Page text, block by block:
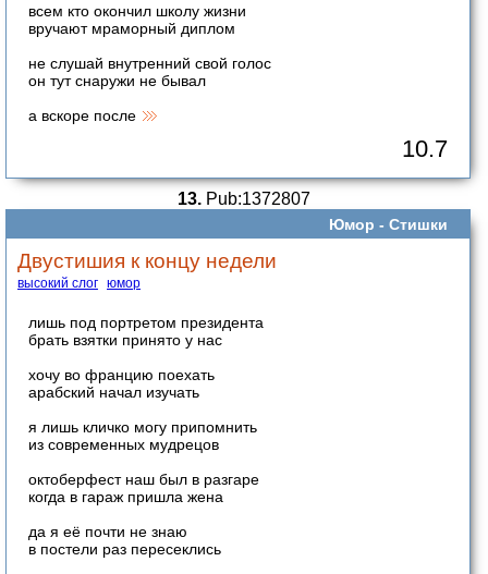
всем кто окончил школу жизни
вручают мраморный диплом
не слушай внутренний свой голос
он тут снаружи не бывал
а вскоре после
10.7
13. Pub:1372807
Юмор - Стишки
Двустишия к концу недели
высокий слог юмор
лишь под портретом президента
брать взятки принято у нас
хочу во францию поехать
арабский начал изучать
я лишь кличко могу припомнить
из современных мудрецов
октоберфест наш был в разгаре
когда в гараж пришла жена
да я её почти не знаю
в постели раз пересеклись